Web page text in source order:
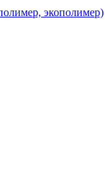
экополимер)